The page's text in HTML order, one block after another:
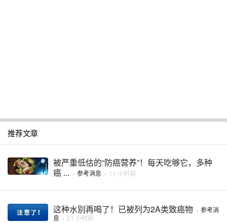
推荐文章
被严重低估的“防癌营养”！每天吃够它，多种
癌 ... · 参考消息 · 11 小时前
这种水别再喝了！已被列为2A类致癌物 · 参考消
息 · 21 小时前